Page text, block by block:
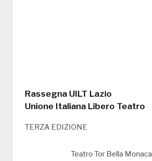
Rassegna UILT Lazio
Unione Italiana Libero Teatro
TERZA EDIZIONE
Teatro Tor Bella Monaca